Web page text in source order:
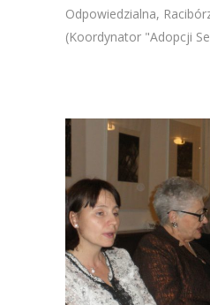
Odpowiedzialna,
(Koordynator "Adopcji